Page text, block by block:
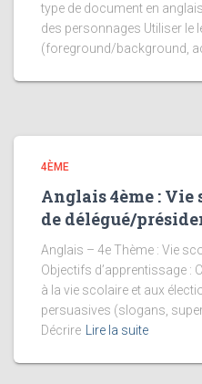
type de document en
des personnages Utiliser le
(foreground/background,
4ÈME
Anglais 4ème :
de délégué/
Anglais – 4e Thème : Vie
Objectifs d’apprentissage :
à la vie scolaire et aux
persuasives (slogans,
Décrire Lire la suite